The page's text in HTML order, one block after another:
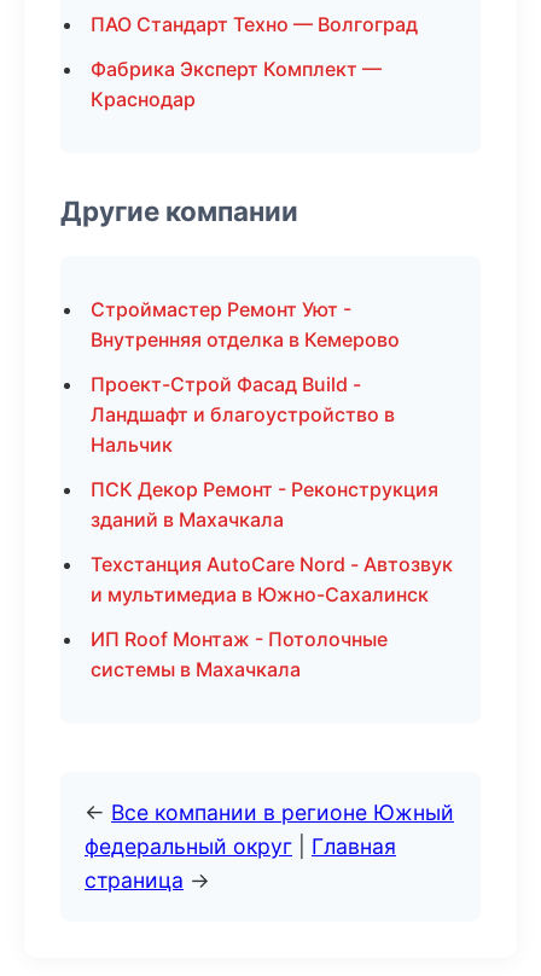
ПАО Стандарт Техно — Волгоград
Фабрика Эксперт Комплект —
Краснодар
Другие компании
Строймастер Ремонт Уют -
Внутренняя отделка в Кемерово
Проект-Строй Фасад Build -
Ландшафт и благоустройство в
Нальчик
ПСК Декор Ремонт - Реконструкция
зданий в Махачкала
Техстанция AutoCare Nord - Автозвук
и мультимедиа в Южно-Сахалинск
ИП Roof Монтаж - Потолочные
системы в Махачкала
← Все компании в регионе Южный
федеральный округ
Главная
страница →